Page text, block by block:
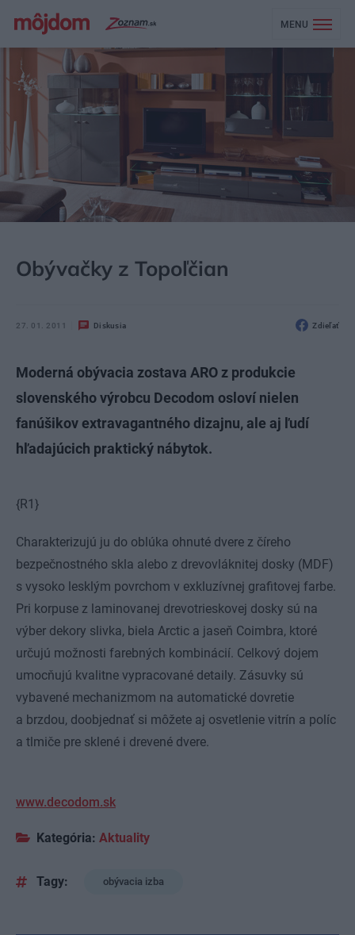
MENU
Obývačky z Topoľčian
27. 01. 2011 Diskusia Zdieľať
Moderná obývacia zostava ARO z produkcie
slovenského výrobcu Decodom osloví nielen
fanúšikov extravagantného dizajnu, ale aj ľudí
hľadajúcich praktický nábytok.
{R1}
Charakterizujú ju do oblúka ohnuté dvere z číreho
bezpečnostného skla alebo z drevovláknitej dosky (MDF)
s vysoko lesklým povrchom v exkluzívnej grafitovej farbe.
Pri korpuse z laminovanej drevotrieskovej dosky sú na
výber dekory slivka, biela Arctic a jaseň Coimbra, ktoré
určujú možnosti farebných kombinácií. Celkový dojem
umocňujú kvalitne vypracované detaily. Zásuvky sú
vybavené mechanizmom na automatické dovretie
a brzdou, doobjednať si môžete aj osvetlenie vitrín a políc
a tlmiče pre sklené i drevené dvere.
www.decodom.sk
Kategória: Aktuality
Tagy: obývacia izba